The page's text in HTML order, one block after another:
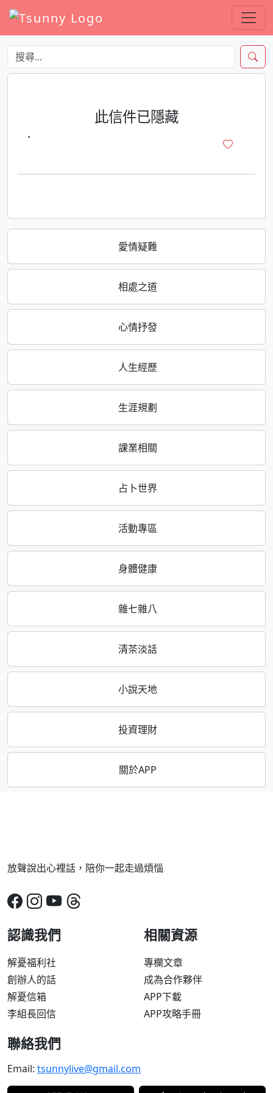
愛情疑難
相處之道
心情抒發
人生經歷
生涯規劃
課業相關
占卜世界
活動專區
身體健康
雜七雜八
清茶淡話
小說天地
投資理財
關於APP
此信件已隱藏
·
放聲說出心裡話，陪你一起走過煩惱
認識我們
解憂福利社
創辦人的話
解憂信箱
李組長回信
相關資源
專欄文章
成為合作夥伴
APP下載
APP攻略手冊
聯絡我們
Email: tsunnylive@gmail.com